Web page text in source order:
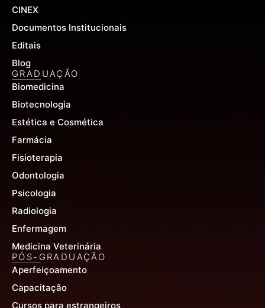
CINEX
Documentos Institucionais
Editais
Blog
GRADUAÇÃO
Biomedicina
Biotecnologia
Estética e Cosmética
Farmácia
Fisioterapia
Odontologia
Psicologia
Radiologia
Enfermagem
Medicina Veterinária
PÓS-GRADUAÇÃO
Aperfeiçoamento
Capacitação
Cursos para estrangeiros